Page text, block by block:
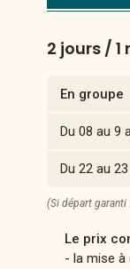
2 jours /
En groupe
Du 08 au 9
Du 22 au
(Si départ garanti
Le prix
- la mise à